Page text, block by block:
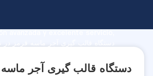
avanzada y excelente servicio,